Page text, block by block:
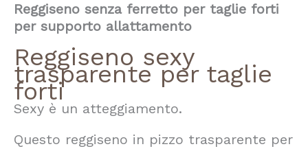
Reggiseno senza ferretto per taglie forti
per supporto allattamento
Reggiseno sexy
trasparente per taglie
forti
Sexy è un atteggiamento.
Questo reggiseno in pizzo trasparente per